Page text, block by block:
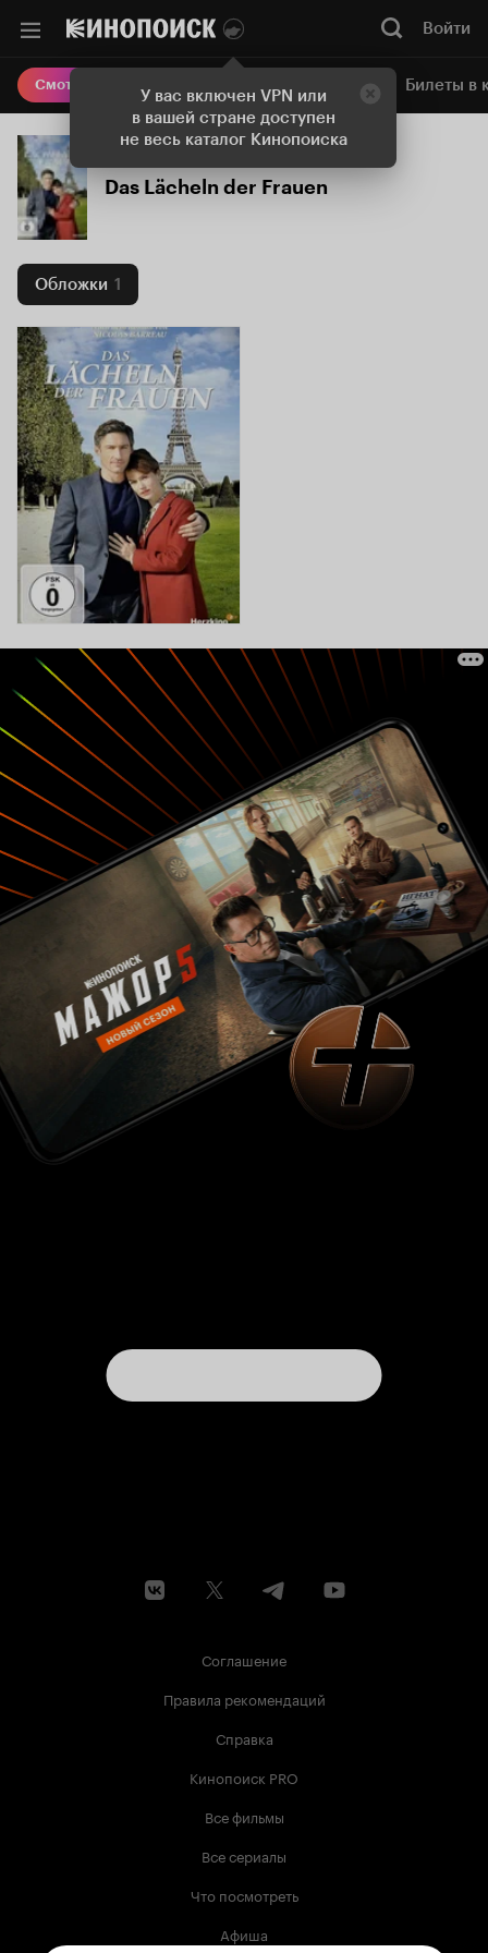
У вас включен VPN или
в вашей стране доступен
не весь каталог Кинопоиска
Войти
Смотреть кино Онлайн-кинотеатр Билеты в
Das Lächeln der Frauen
Обложки 1
Соглашение
Правила рекомендаций
Справка
Кинопоиск PRO
Все фильмы
Все сериалы
Что посмотреть
Афиша